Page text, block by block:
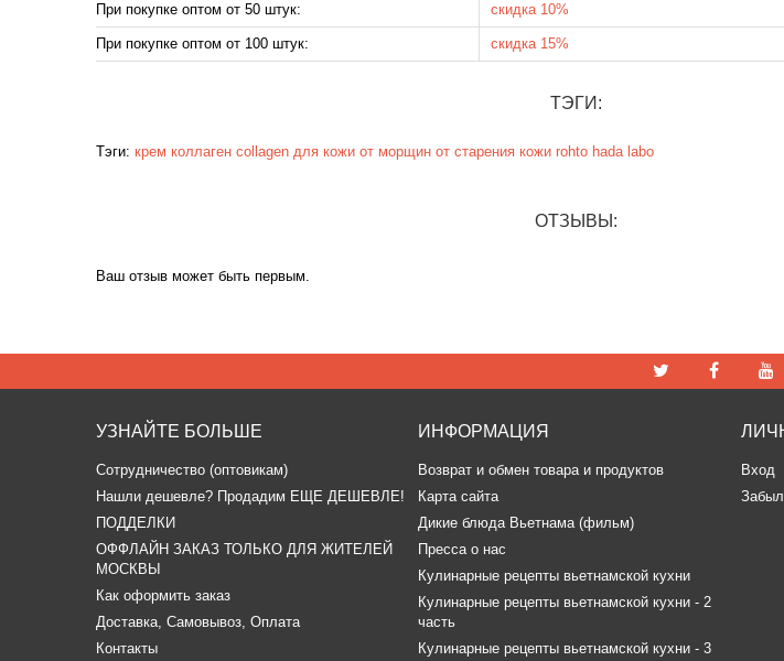
При покупке оптом от 50 штук: скидка 10%
При покупке оптом от 100 штук: скидка 15%
ТЭГИ:
Тэги: крем коллаген collagen для кожи от морщин от старения кожи rohto hada labo
ОТЗЫВЫ:
Ваш отзыв может быть первым.
УЗНАЙТЕ БОЛЬШЕ
Сотрудничество (оптовикам)
​Нашли дешевле? Продадим ЕЩЕ ДЕШЕВЛЕ!
ПОДДЕЛКИ
ОФФЛАЙН ЗАКАЗ ТОЛЬКО ДЛЯ ЖИТЕЛЕЙ
МОСКВЫ
Как оформить заказ
Доставка, Самовывоз, Оплата
Контакты
ИНФОРМАЦИЯ
Возврат и обмен товара и продуктов
Карта сайта
Дикие блюда Вьетнама (фильм)
Пресса о нас
Кулинарные рецепты вьетнамской кухни
Кулинарные рецепты вьетнамской кухни - 2
часть
Кулинарные рецепты вьетнамской кухни - 3
Вход